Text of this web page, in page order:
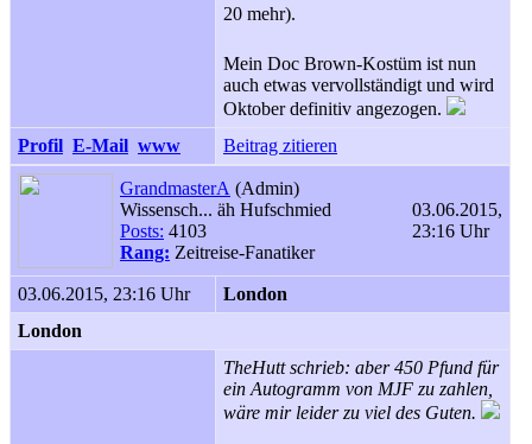
20 mehr).
Mein Doc Brown-Kostüm ist nun
auch etwas vervollständigt und wird
Oktober definitiv angezogen.
Profil E-Mail www Beitrag zitieren
GrandmasterA (Admin)
Wissensch... äh Hufschmied
Posts: 4103
Rang: Zeitreise-Fanatiker
03.06.2015,
23:16 Uhr
03.06.2015, 23:16 Uhr
London
London
TheHutt schrieb: aber 450 Pfund für
ein Autogramm von MJF zu zahlen,
wäre mir leider zu viel des Guten.